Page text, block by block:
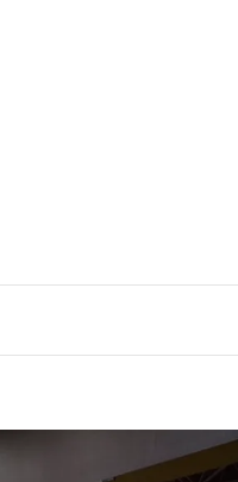
当社は利用環境